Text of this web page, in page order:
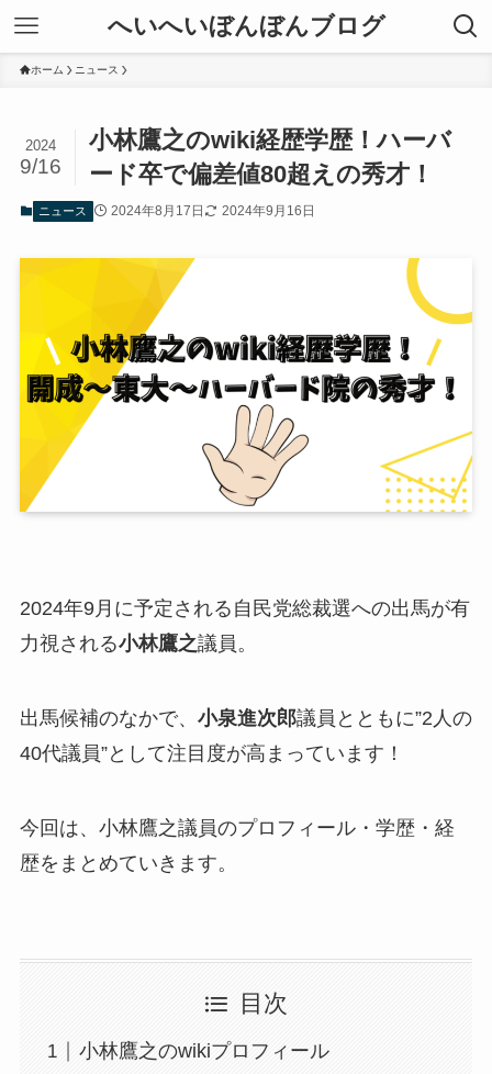
へいへいぼんぼんブログ
ホーム ニュース
小林鷹之のwiki経歴学歴！ハーバ
ード卒で偏差値80超えの秀才！
2024
9/16
ニュース 2024年8月17日 2024年9月16日
2024年9月に予定される 自民党総裁選への出馬が有
力視される小林鷹之議員。
出馬候補のなかで、 小泉進次郎議員とともに”2人の
40代議員”として注目度が高まっています！
今回は、小林鷹之議員のプロフィール・学歴・経
歴をまとめていきます。
目次
小林鷹之のwikiプロフィール